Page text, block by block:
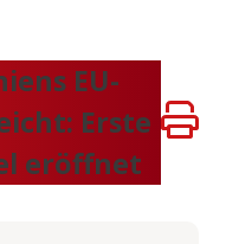
EU-
Erste
eröffnet